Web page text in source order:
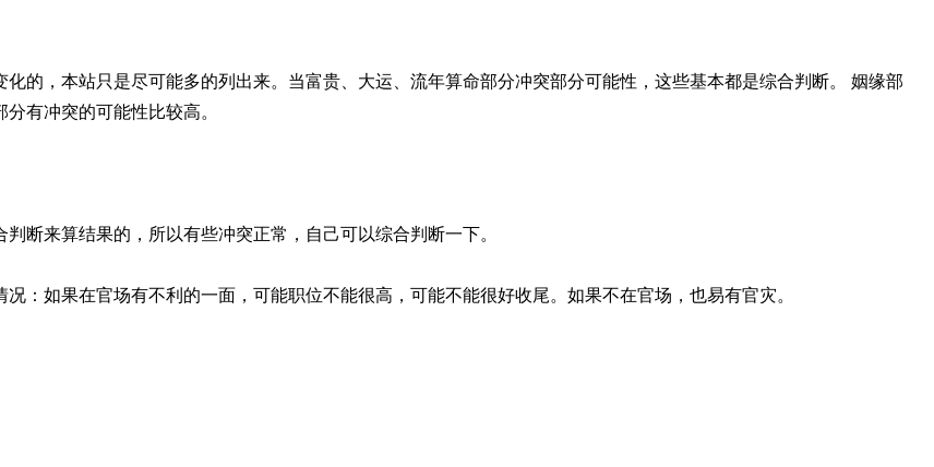
的，本站只是尽可能多的列出来。当富贵、大运、流年算命部分冲突部分可能性，这些基本都是综合判断。 姻缘部
有冲突的可能性比较高。
断来算结果的，所以有些冲突正常，自己可以综合判断一下。
：如果在官场有不利的一面，可能职位不能很高，可能不能很好收尾。如果不在官场，也易有官灾。